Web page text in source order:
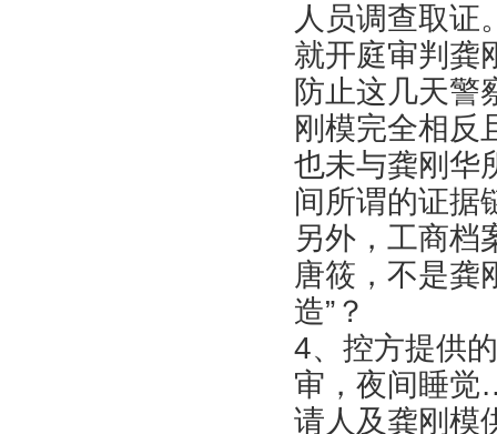
人员调查取证
就开庭审判龚
防止这几天警
刚模完全相反
也未与龚刚华
间所谓的证据
另外，工商档
唐筱，不是龚
造”？
4、控方提供
审，夜间睡
请人及龚刚模